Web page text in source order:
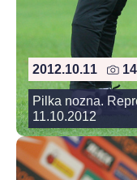
2012.10.11 14
Pilka nozna.
11.10.2012